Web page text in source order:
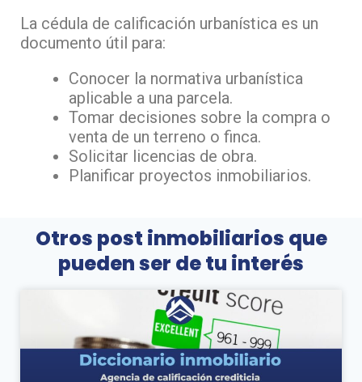
La cédula de calificación urbanística es un
documento útil para:
Conocer la normativa urbanística
aplicable a una parcela.
Tomar decisiones sobre la compra o
venta de un terreno o finca.
Solicitar licencias de obra.
Planificar proyectos inmobiliarios.
Otros post inmobiliarios que
pueden ser de tu interés